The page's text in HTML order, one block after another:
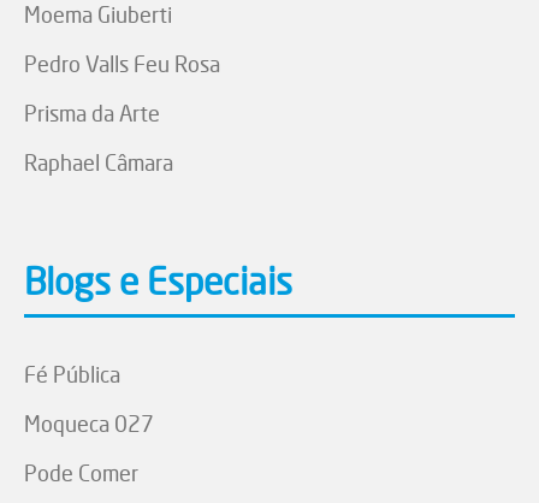
Moema Giuberti
Pedro Valls Feu Rosa
Prisma da Arte
Raphael Câmara
Blogs e Especiais
Fé Pública
Moqueca 027
Pode Comer